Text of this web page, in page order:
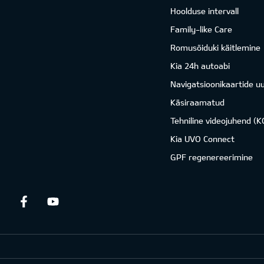
Hoolduse intervall
Family-like Care
Romusõiduki käitlemine
Kia 24h autoabi
Navigatsioonikaartide
Käsiraamatud
Tehniline videojuhend
Kia UVO Connect
GPF regenereerimine
Facebook